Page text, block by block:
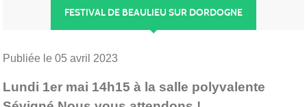
FESTIVAL DE BEAULIEU SUR DORDOGNE
Publiée le 05 avril 2023
Lundi 1er mai 14h15 à la salle polyvalente